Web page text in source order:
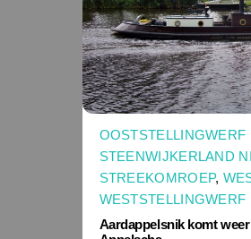
OOSTSTELLINGWERF
STEENWIJKERLAND
STREEKOMROEP,
WESTSTELLINGWERF
Aardappelsnik komt